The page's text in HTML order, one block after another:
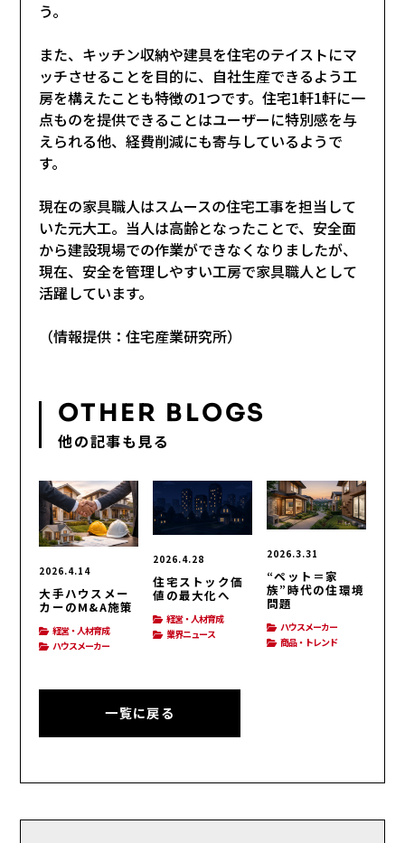
う。
また、キッチン収納や建具を住宅のテイストにマ
ッチさせることを目的に、自社生産できるよう工
房を構えたことも特徴の1つです。住宅1軒1軒に一
点ものを提供できることはユーザーに特別感を与
えられる他、経費削減にも寄与しているようで
す。
現在の家具職人はスムースの住宅工事を担当して
いた元大工。当人は高齢となったことで、安全面
から建設現場での作業ができなくなりましたが、
現在、安全を管理しやすい工房で家具職人として
活躍しています。
（情報提供：住宅産業研究所）
OTHER BLOGS
他の記事も見る
2026.4.14
大手ハウスメー
カーのM&A施策
経営・人材育成
ハウスメーカー
2026.4.28
住宅ストック価
値の最大化へ
経営・人材育成
業界ニュース
2026.3.31
“ペット＝家
族”時代の住環境
問題
ハウスメーカー
商品・トレンド
一覧に戻る